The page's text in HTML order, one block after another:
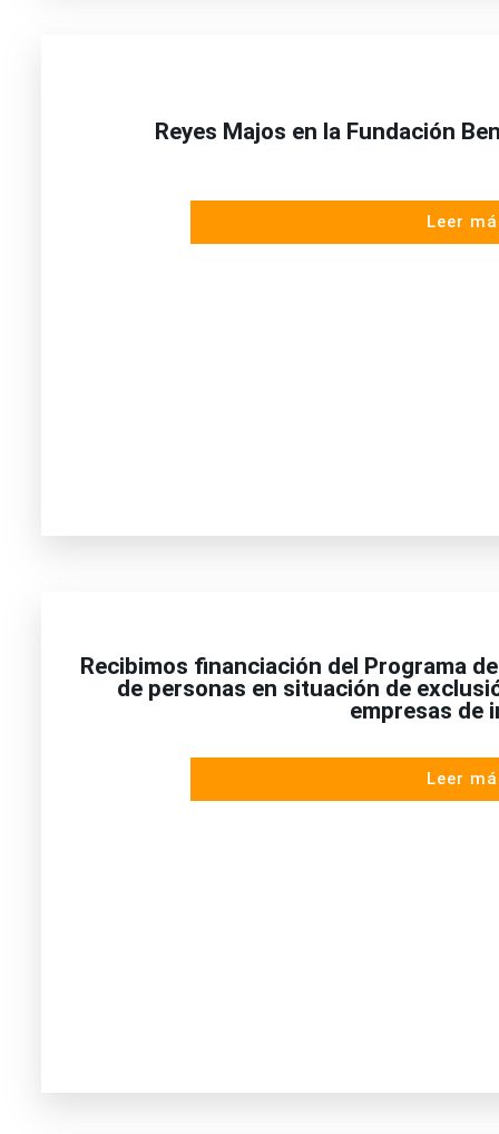
Reyes Majos en la Fundación
Leer
Recibimos financiación del Programa
de personas en situación de
empresas de
Leer